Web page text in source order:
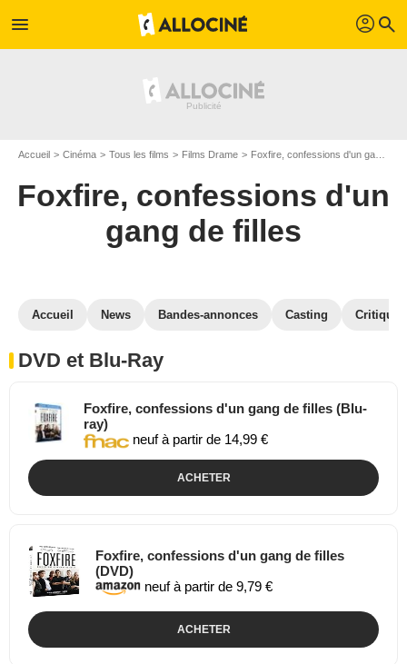
menu profil search
Accueil Cinéma Tous les films Films Drame Foxfire, confessions d'un gang de filles
Foxfire, confessions d'un
gang de filles
Accueil News Bandes-annonces Casting
DVD et Blu-Ray
Foxfire, confessions d'un gang de filles (Blu-
ray)
neuf à partir de 14,99 €
ACHETER
Foxfire, confessions d'un gang de filles
(DVD)
neuf à partir de 9,79 €
ACHETER